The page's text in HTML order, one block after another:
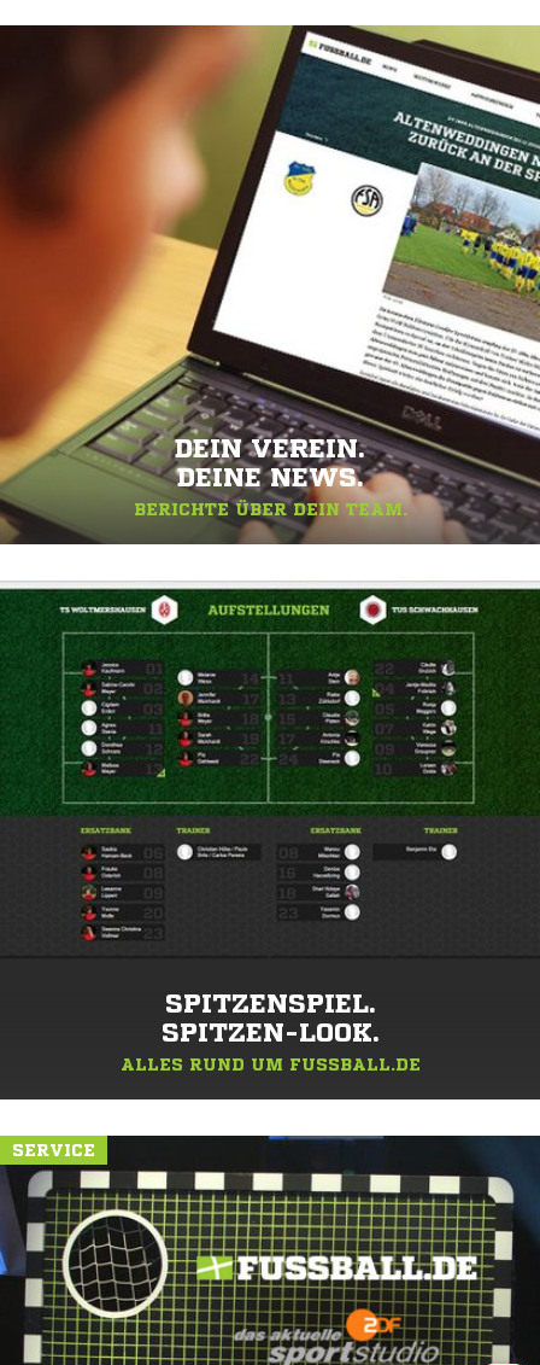
DEIN VEREIN.
DEINE NEWS.
BERICHTE ÜBER DEIN TEAM.
SPITZENSPIEL.
SPITZEN-LOOK.
ALLES RUND UM FUSSBALL.DE
SERVICE